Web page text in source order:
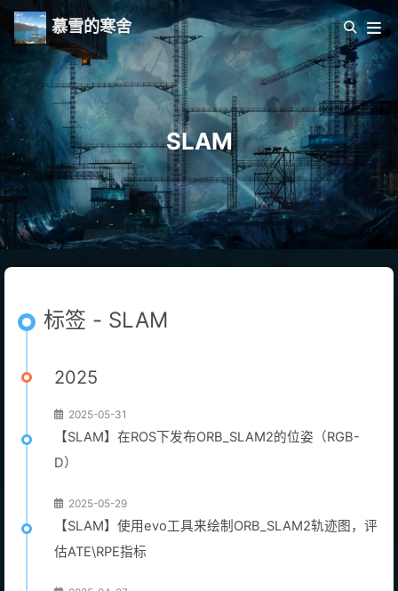
慕雪的寒舍
SLAM
标签 - SLAM
2025
2025-05-31
【SLAM】在ROS下发布ORB_SLAM2的位姿（RGB-
D）
2025-05-29
【SLAM】使用evo工具来绘制ORB_SLAM2轨迹图，评
估ATE\RPE指标